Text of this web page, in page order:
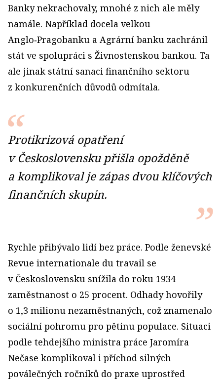
Banky nekrachovaly, mnohé z nich ale měly
namále. Například docela velkou
Anglo‑Pragobanku a Agrární banku zachránil
stát ve spolupráci s Živnostenskou bankou. Ta
ale jinak státní sanaci finančního sektoru
z konkurenčních důvodů odmítala.
Protikrizová opatření
v Československu přišla opožděně
a komplikoval je zápas dvou klíčových
finančních skupin.
Rychle přibývalo lidí bez práce. Podle ženevské
Revue internationale du travail se
v Československu snížila do roku 1934
zaměstnanost o 25 procent. Odhady hovořily
o 1,3 milionu nezaměstnaných, což znamenalo
sociální pohromu pro pětinu popu­lace. Situaci
podle tehdejšího ministra práce Jaromíra
Nečase komplikoval i příchod silných
poválečných ročníků do praxe uprostřed